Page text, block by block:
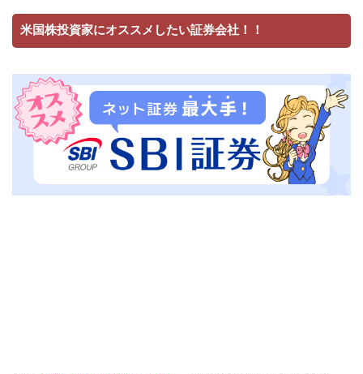
米国株投資家にオススメしたい証券会社！！